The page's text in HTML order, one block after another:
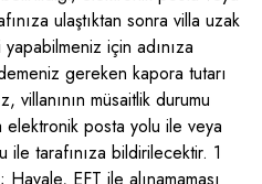
ulaştıktan sonra villa uzak
için adınıza
gereken kapora tutarı
villanının müsaitlik durumu
elektronik posta yolu ile veya
tarafınıza bildirilecektir. 1